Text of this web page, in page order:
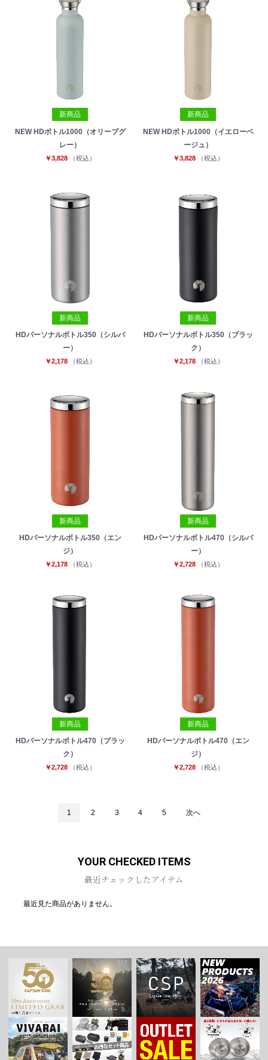
新商品
NEW HDボトル1000（オリーブグ
レー）
￥3,828 （税込）
新商品
NEW HDボトル1000（イエローベ
ージュ）
￥3,828 （税込）
新商品
HDパーソナルボトル350（シルバ
ー）
￥2,178 （税込）
新商品
HDパーソナルボトル350（ブラッ
ク）
￥2,178 （税込）
新商品
HDパーソナルボトル350（エン
ジ）
￥2,178 （税込）
新商品
HDパーソナルボトル470（シルバ
ー）
￥2,728 （税込）
新商品
HDパーソナルボトル470（ブラッ
ク）
￥2,728 （税込）
新商品
HDパーソナルボトル470（エン
ジ）
￥2,728 （税込）
1 2 3 4 5 次へ
YOUR CHECKED ITEMS
最近チェックしたアイテム
最近見た商品がありません。